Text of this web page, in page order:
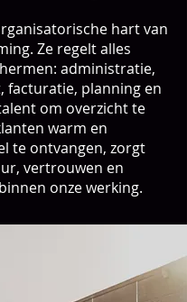
hart van
Ze regelt alles
administratie,
facturatie, planning en
om overzicht te
warm en
te ontvangen, zorgt
vertrouwen en
onze werking.